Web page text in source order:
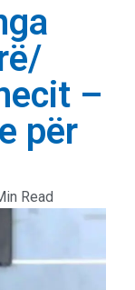
–
për
Read